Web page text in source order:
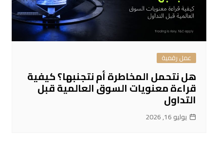
عمل رقمية
هل نتحمل المخاطرة أم نتجنبها؟ كيفية
قراءة معنويات السوق العالمية قبل
التداول
يوليو 16, 2026